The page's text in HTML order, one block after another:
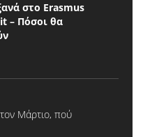
στο Erasmus
– Πόσοι θα
Μάρτιο, πού